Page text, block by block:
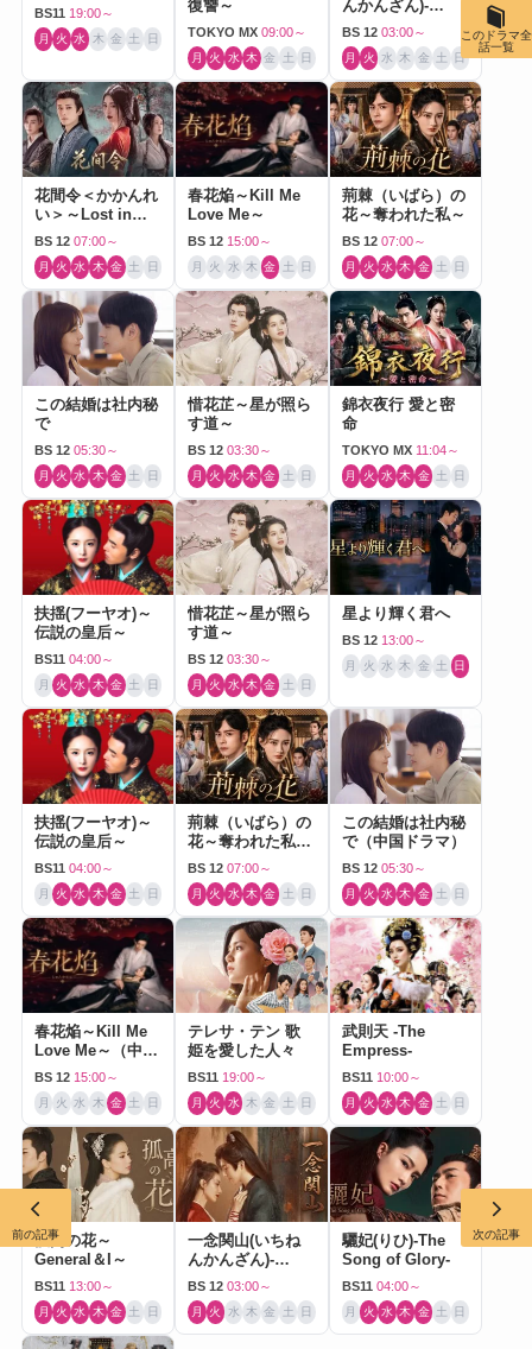
BS11 19:00～
月 火 水 木 金 土 日
復讐～
TOKYO MX 09:00～
月 火 水 木 金 土 日
んかんざん)-
Journey to Love-
BS 12 03:00～
月 火 水 木 金 土 日
花間令＜かかんれ
い＞～Lost in
Love～
BS 12 07:00～
月 火 水 木 金 土 日
春花焔～Kill Me
Love Me～
BS 12 15:00～
月 火 水 木 金 土 日
荊棘（いばら）の
花～奪われた私～
BS 12 07:00～
月 火 水 木 金 土 日
この結婚は社内秘
で
BS 12 05:30～
月 火 水 木 金 土 日
惜花芷～星が照ら
す道～
BS 12 03:30～
月 火 水 木 金 土 日
錦衣夜行 愛と密
命
TOKYO MX 11:04～
月 火 水 木 金 土 日
扶揺(フーヤオ)～
伝説の皇后～
BS11 04:00～
月 火 水 木 金 土 日
惜花芷～星が照ら
す道～
BS 12 03:30～
月 火 水 木 金 土 日
星より輝く君へ
BS 12 13:00～
月 火 水 木 金 土 日
扶揺(フーヤオ)～
伝説の皇后～
BS11 04:00～
月 火 水 木 金 土 日
荊棘（いばら）の
花～奪われた私～
（中国ドラマ）
BS 12 07:00～
月 火 水 木 金 土 日
この結婚は社内秘
で（中国ドラマ）
BS 12 05:30～
月 火 水 木 金 土 日
春花焔～Kill Me
Love Me～（中国
ドラマ）
BS 12 15:00～
月 火 水 木 金 土 日
テレサ・テン 歌
姫を愛した人々
BS11 19:00～
月 火 水 木 金 土 日
武則天 -The
Empress-
BS11 10:00～
月 火 水 木 金 土 日
孤高の花～
General＆I～
BS11 13:00～
月 火 水 木 金 土 日
一念関山(いちね
んかんざん)-
Journey to Love-
BS 12 03:00～
月 火 水 木 金 土 日
驪妃(りひ)-The
Song of Glory-
BS11 04:00～
月 火 水 木 金 土 日
前の記事 次の記事
このドラマ全
話一覧